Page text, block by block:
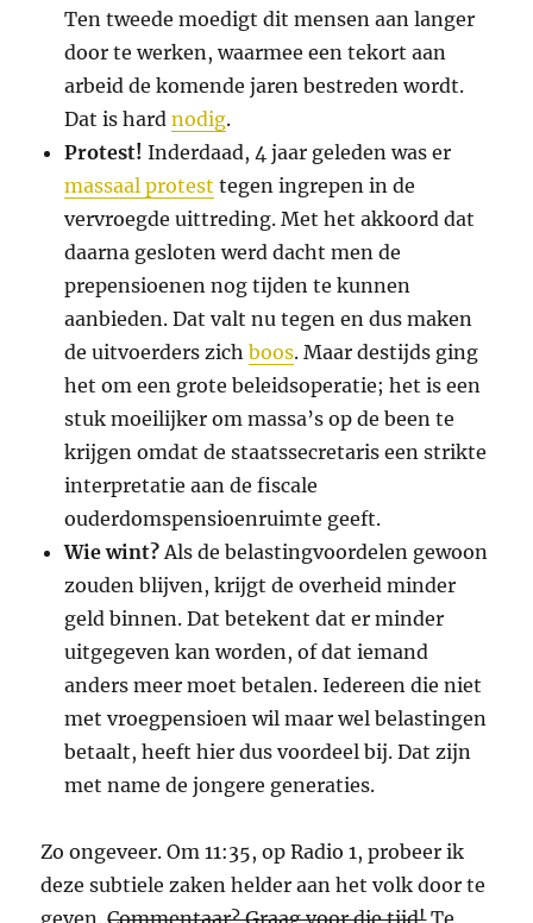
Ten tweede moedigt dit mensen aan langer
door te werken, waarmee een tekort aan
arbeid de komende jaren bestreden wordt.
Dat is hardnodig.
Protest! Inderdaad, 4 jaar geleden was er
massaal protest tegen ingrepen in de
vervroegde uittreding. Met het akkoord dat
daarna gesloten werd dacht men de
prepensioenen nog tijden te kunnen
aanbieden. Dat valt nu tegen en dus maken
de uitvoerders zichboos. Maar destijds ging
het om een grote beleidsoperatie; het is een
stuk moeilijker om massa’s op de been te
krijgen omdat de staatssecretaris een strikte
interpretatie aan de fiscale
ouderdomspensioenruimte geeft.
Wie wint?Als de belastingvoordelen gewoon
zouden blijven, krijgt de overheid minder
geld binnen. Dat betekent dat er minder
uitgegeven kan worden, of dat iemand
anders meer moet betalen. Iedereen die niet
met vroegpensioen wil maar wel belastingen
betaalt, heeft hier dus voordeel bij. Dat zijn
met name de jongere generaties.
Zo ongeveer. Om 11:35, op Radio 1, probeer ik
deze subtiele zaken helder aan het volk door te